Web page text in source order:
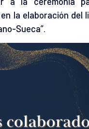
la elaboración del
Sueca”.